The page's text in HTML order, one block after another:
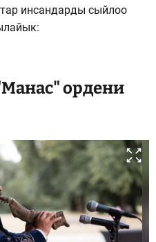
инсандарды сыйлоо
ордени